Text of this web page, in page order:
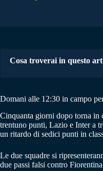
Cosa troverai in questo
Domani alle 12:30 in campo
Cinquanta giorni dopo torna in
trentuno punti, Lazio e Inter a
un ritardo di sedici punti in
Le due squadre si
due passi falsi contro